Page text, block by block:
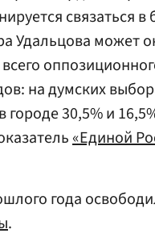
связаться
Удальцова может
на думских
городе 30,5% и
«Единой
года
.